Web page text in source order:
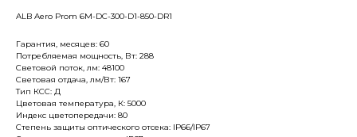
ALB Aero Prom 6M-DC-300-D1-850-DR1
Гарантия, месяцев: 60
Потребляемая мощность, Вт: 288
Световой поток, лм: 48100
Световая отдача, лм/Вт: 167
Тип КСС: Д
Цветовая температура, К: 5000
Индекс цветопередачи: 80
Степень защиты оптического отсека: IP66/IP67